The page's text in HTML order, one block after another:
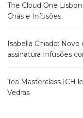
The Cloud One
Chás e Infusões
Isabella Chiado:
assinatura Infusões
Tea Masterclass ICH
Vedras